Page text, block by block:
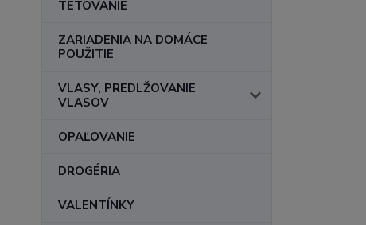
TETOVANIE
ZARIADENIA NA DOMÁCE
POUŽITIE
VLASY, PREDLŽOVANIE
VLASOV
OPAĽOVANIE
DROGÉRIA
VALENTÍNKY